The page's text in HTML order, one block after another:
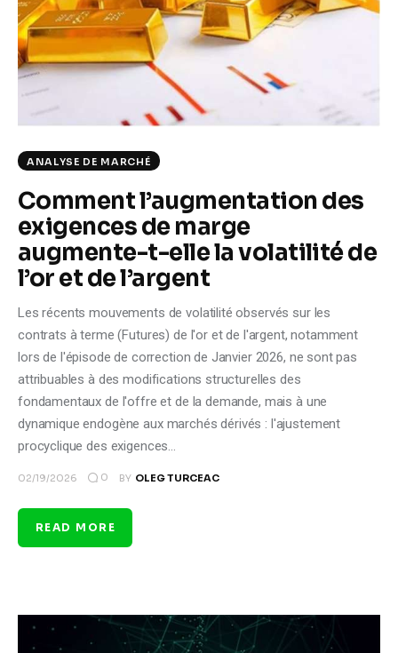
Climate
Markets
Reports
Shop
ANALYSE DE MARCHÉ
Comment l’augmentation des
exigences de marge
augmente-t-elle la volatilité de
l’or et de l’argent
Les récents mouvements de volatilité observés sur les
contrats à terme (Futures) de l'or et de l'argent, notamment
lors de l'épisode de correction de Janvier 2026, ne sont pas
attribuables à des modifications structurelles des
fondamentaux de l'offre et de la demande, mais à une
dynamique endogène aux marchés dérivés : l'ajustement
procyclique des exigences…
02/19/2026 0 BY OLEG TURCEAC
READ MORE